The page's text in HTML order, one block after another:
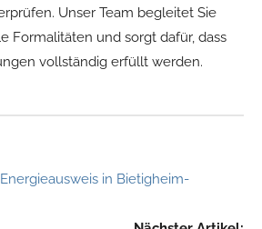
Unser Team begleitet Sie
Formalitäten und sorgt dafür, dass
vollständig erfüllt werden.
in Bietigheim-